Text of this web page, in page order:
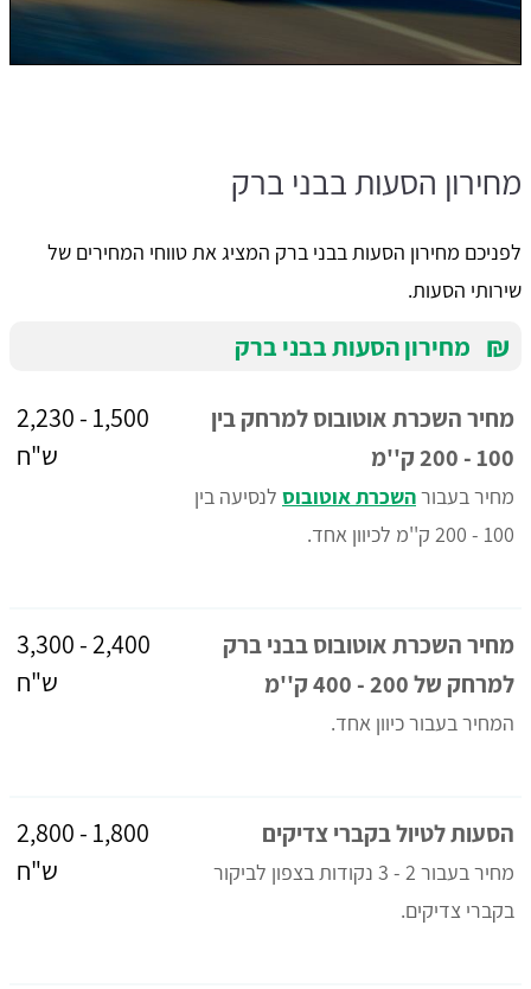
מחירון הסעות בבני ברק
לפניכם מחירון הסעות בבני ברק המציג את טווחי המחירים של
שירותי הסעות.
₪ מחירון הסעות בבני ברק
מחיר השכרת אוטובוס למרחק בין
100 - 200 ק''מ
מחיר בעבורהשכרת אוטובוס לנסיעה בין
100 - 200 ק''מ לכיוון אחד.
1,500 - 2,230
ש"ח
מחיר השכרת אוטובוס בבני ברק
למרחק של 200 - 400 ק''מ
המחיר בעבור כיוון אחד.
2,400 - 3,300
ש"ח
הסעות לטיול בקברי צדיקים
מחיר בעבור 2 - 3 נקודות בצפון לביקור
בקברי צדיקים.
1,800 - 2,800
ש"ח